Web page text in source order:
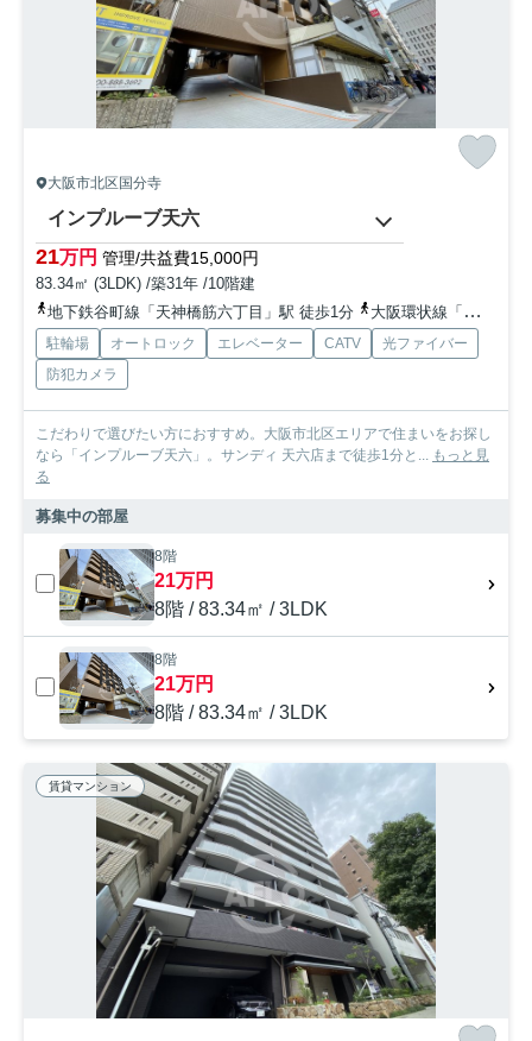
大阪市北区国分寺
インプルーブ天六
21万円 管理/共益費15,000円
83.34㎡ (3LDK) /築31年 /10階建
地下鉄谷町線「天神橋筋六丁目」駅 徒歩1分
大阪環状線「天満」駅 徒歩9分
駐輪場 オートロック エレベーター CATV
光ファイバー
防犯カメラ
こだわりで選びたい方におすすめ。大阪市北区エリアで住まいをお探し
なら「インプルーブ天六」。サンディ 天六店まで徒歩1分と... もっと見
る
募集中の部屋
8階
21万円
8階 / 83.34㎡ / 3LDK
8階
21万円
8階 / 83.34㎡ / 3LDK
賃貸マンション